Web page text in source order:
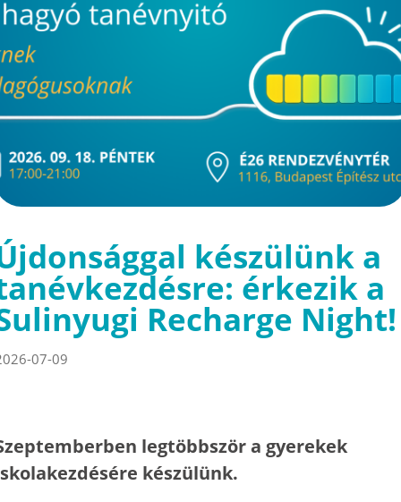
készülünk a
érkezik a
Recharge Night!
07-09
legtöbbször a gyerekek
készülünk.